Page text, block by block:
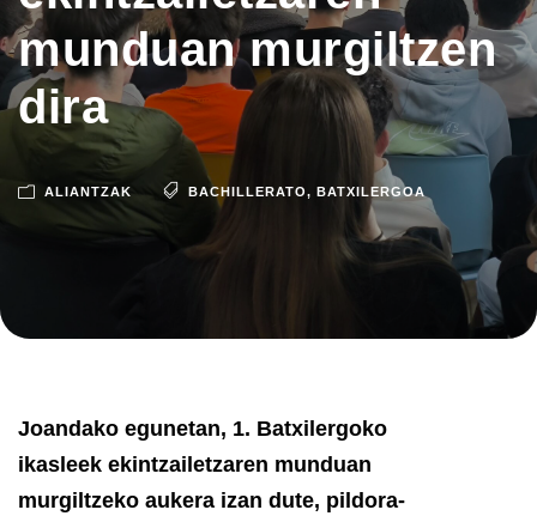
munduan murgiltzen
dira
ALIANTZAK BACHILLERATO, BATXILERGOA
Joandako egunetan, 1. Batxilergoko
ikasleek ekintzailetzaren munduan
murgiltzeko aukera izan dute, pildora-